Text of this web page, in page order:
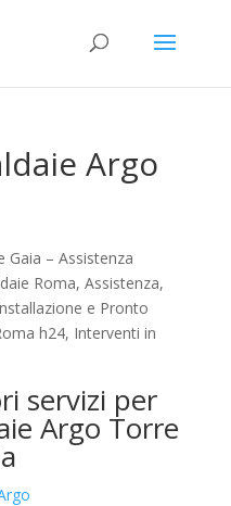
Argo
Gaia – Assistenza
Roma, Assistenza,
e Pronto
h24, Interventi in
servizi per
Argo Torre